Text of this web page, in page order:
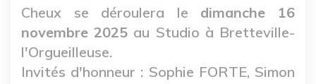
Cheux se déroulera le dimanche 16
novembre 2025 au Studio à Bretteville-
l'Orgueilleuse.
Invités d'honneur : Sophie FORTE, Simon